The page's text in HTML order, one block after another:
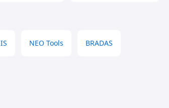
NEO Tools BRADAS